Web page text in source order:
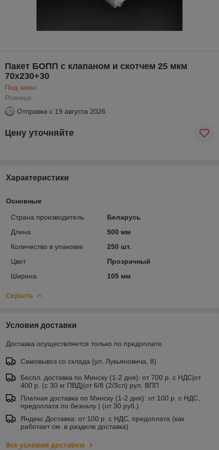
Пакет БОПП с клапаном и скотчем 25 мкм
70х230+30
Под заказ
Розница
Отправка с 19 августа 2026
Цену уточняйте
Характеристики
Основные
Страна производитель
Беларусь
Длина
500 мм
Количество в упаковке
250 шт.
Цвет
Прозрачный
Ширина
105 мм
Скрыть
Условия доставки
Доставка осуществляется только по предоплате.
Самовывоз со склада (ул. Лукьяновича, 8)
Беспл. доставка по Минску (1-2 дня): от 700 р. с НДС|от
400 р. (с 30 кг ПВД)|от 6/8 (2/3сл) рул. ВПП
Платная доставка по Минску (1-2 дня): от 100 р. с НДС,
предоплата по безналу | (от 30 руб.)
Яндекс Доставка: от 100 р. с НДС, предоплата (как
работает см. в разделе доставка)
Все условия доставки